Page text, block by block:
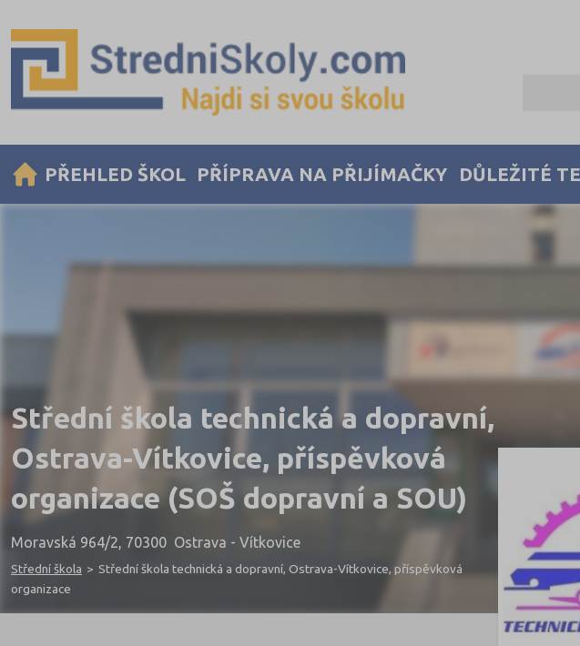
PŘEHLED ŠKOL PŘÍPRAVA NA PŘIJÍMAČKY DŮLEŽITÉ
Střední škola technická a dopravní,
Ostrava-Vítkovice, příspěvková
organizace (SOŠ dopravní a SOU)
Moravská 964/2, 70300 Ostrava - Vítkovice
Střední škola > Střední škola technická a dopravní, Ostrava-Vítkovice, příspěvková
organizace